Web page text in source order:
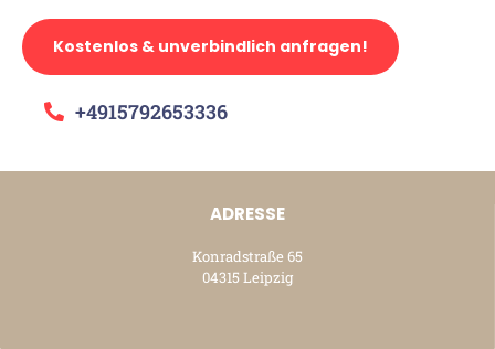
Kostenlos & unverbindlich anfragen!
+4915792653336
ADRESSE
Konradstraße 65
04315 Leipzig